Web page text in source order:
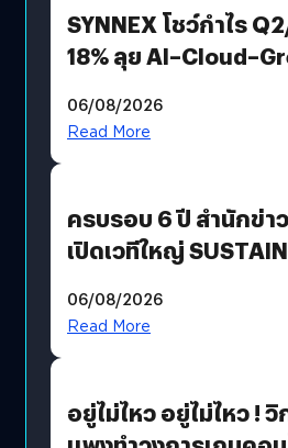
SYNNEX โชว์กำไร
18% ลุย
Revenue เร่งเครื่อง
06/08/2026
Read More
ครบรอบ 6 ปี สำนักข่า
เปิดเวทีใหญ่
แนวทางปรับตัวสู่เศรษ
06/08/2026
Read More
อยู่ไม่ไหว อยู่ไม่ไหว !